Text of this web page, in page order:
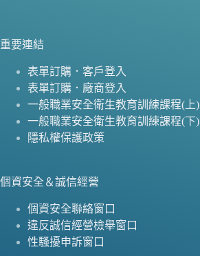
重要連結
表單訂購．客戶登入
表單訂購．廠商登入
一般職業安全衛生教育訓練課程(上)
一般職業安全衛生教育訓練課程(下)
隱私權保護政策
個資安全＆誠信經營
個資安全聯絡窗口
違反誠信經營檢舉窗口
性騷擾申訴窗口